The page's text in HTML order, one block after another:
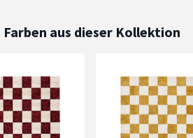
aus dieser Kollektion